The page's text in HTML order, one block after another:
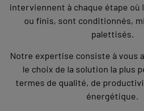
interviennent à chaque étape
ou finis, sont conditionnés,
palettisés.
Notre expertise consiste à vous
le choix de la solution la plus
termes de qualité, de
énergétique.